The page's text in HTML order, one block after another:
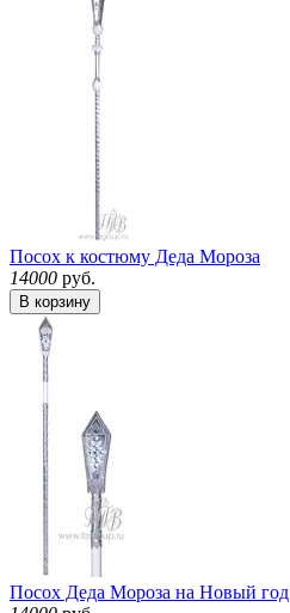
Посох к костюму Деда Мороза
14000 руб.
В корзину
Посох Деда Мороза на Новый год